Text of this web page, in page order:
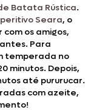
Batata Rústica.
Seara, o
os amigos,
Para
temperada no
minutos. Depois,
até pururucar.
com azeite,